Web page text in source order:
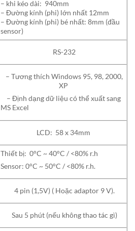
– khi kéo dài: 940mm
– Đường kính (phi) lớn nhất 12mm
– Đường kính (phi) bé nhất: 8mm (đầu
sensor)
RS-232
– Tương thích Windows 95, 98, 2000,
XP
– Định dạng dữ liệu có thể xuất sang
MS Excel
LCD: 58 x 34mm
Thiết bị: 0°C ~ 40°C / <80% r.h
Sensor: 0°C ~ 50°C / <80% r.h.
4 pin (1,5V) ( Hoặc adaptor 9 V).
Sau 5 phút (nếu không thao tác gì)